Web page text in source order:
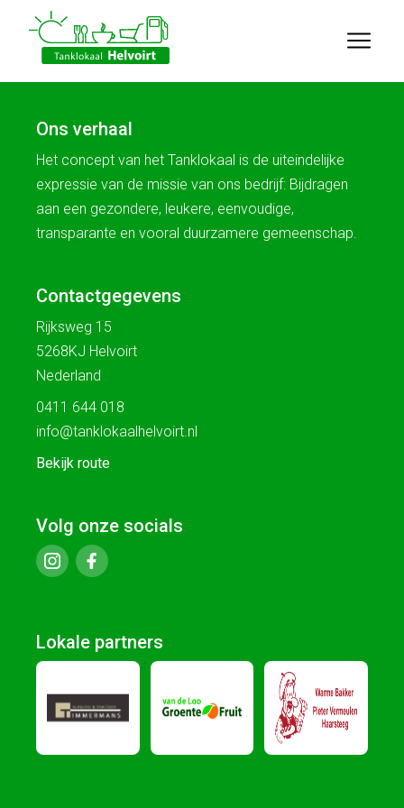
Ons verhaal
Het concept van het Tanklokaal is de uiteindelijke
expressie van de missie van ons bedrijf: Bijdragen
aan een gezondere, leukere, eenvoudige,
transparante en vooral duurzamere gemeenschap.
Contactgegevens
Rijksweg 15
5268KJ Helvoirt
Nederland
0411 644 018
info@tanklokaalhelvoirt.nl
Bekijk route
Volg onze socials
Lokale partners